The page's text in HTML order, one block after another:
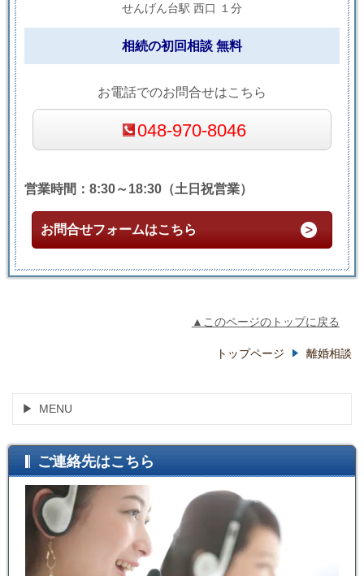
せんげん台駅 西口 １分
相続の初回相談 無料
お電話でのお問合せはこちら
048-970-8046
営業時間：8:30～18:30（土日祝営業）
お問合せフォームはこちら
▲このページのトップに戻る
トップページ 離婚相談
MENU
ご連絡先はこちら